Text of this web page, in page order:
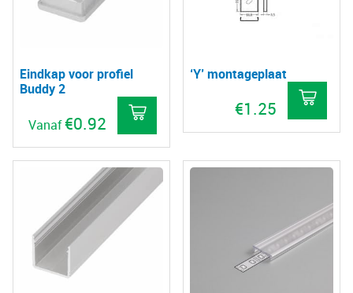
Eindkap voor profiel
Buddy 2
Vanaf€0.92
Dit
product
‘Y’ montageplaat
€1.25